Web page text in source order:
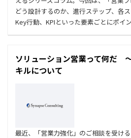
どう設計するのか、進行ステップ、各ス
Key行動、KPIといった要素ごとにポイ
ソリューション営業って何だ
キルについて
最近、「営業力強化」のご相談を受け